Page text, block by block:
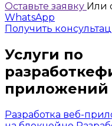
Оставьте заявку Или
WhatsApp
Получить
Услуги по
разработке
приложений
Разработка веб-